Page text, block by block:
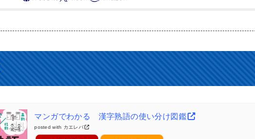
マンガでわかる 漢字熟語の使い分け図鑑
posted with カエレバ